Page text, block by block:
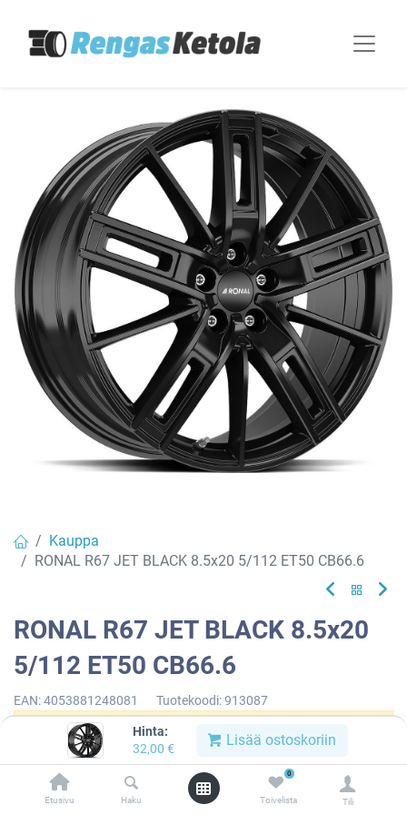
Hinta:
32,00 € Lisää ostoskoriin
Etusivu Haku
0
Toivelista Tili
Kauppa
RONAL R67 JET BLACK 8.5x20 5/112 ET50 CB66.6
RONAL R67 JET BLACK 8.5x20
5/112 ET50 CB66.6
EAN:4053881248081 Tuotekoodi:913087
Tällä tuotteella ei ole kelvollista yhdistelmää.
RONAL